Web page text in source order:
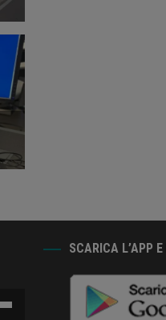
SCARICA L’APP